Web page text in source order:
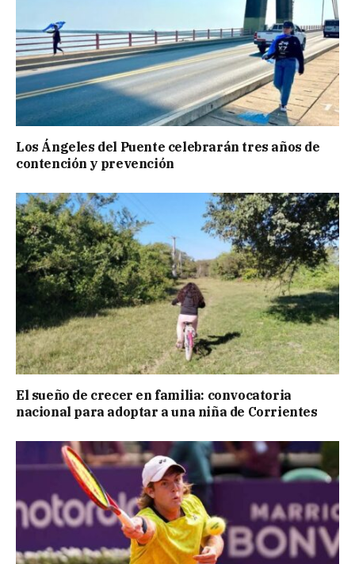
Los Ángeles del Puente celebrarán tres años de
contención y prevención
El sueño de crecer en familia: convocatoria
nacional para adoptar a una niña de Corrientes